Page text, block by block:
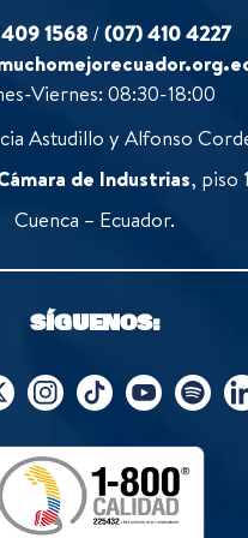
1568 /(07) 410 4227
Viernes: 08:30-18:00
Astudillo y Alfonso
de Industrias, piso
Cuenca – Ecuador.
SÍGUENOS: